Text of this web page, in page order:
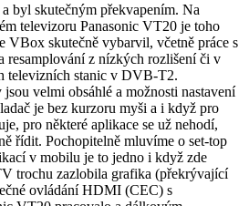
byl skutečným překvapením. Na
televizoru Panasonic VT20 je toho
VBox skutečně vybarvil, včetně práce s
resamplování z nízkých rozlišení či v
televizních stanic v DVB-T2.
velmi obsáhlé a možnosti nastavení
je bez kurzoru myši a i když pro
pro některé aplikace se už nehodí,
řídit. Pochopitelně mluvíme o set-top
v mobilu je to jedno i když zde
trochu zazlobila grafika (překrývající
ovládání HDMI (CEC) s